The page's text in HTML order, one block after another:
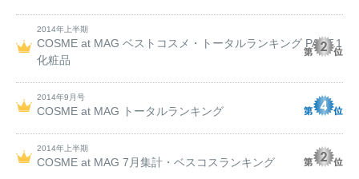
2014年上半期
COSME at MAG ベストコスメ・トータルランキング PART.1
化粧品
2014年9月号
COSME at MAG トータルランキング
2014年上半期
COSME at MAG 7月集計・ベスコスランキング